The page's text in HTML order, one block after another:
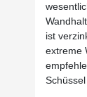
ist
extreme